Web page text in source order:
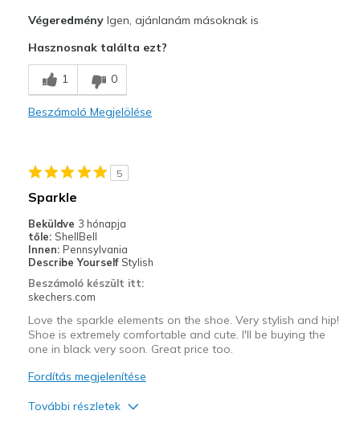
Kontra
Poor Cushioning
Feels too wide
Sizing
View On Shoes
VégeredményIgen, ajánlanám másoknak is
Hasznosnak találta ezt?
1 0
Beszámoló Megjelölése
5
Sparkle
Beküldve 3 hónapja
tőle: ShellBell
Innen: Pennsylvania
Describe Yourself Stylish
Beszámoló készült itt:
skechers.com
Love the sparkle elements on the shoe. Very stylish and hip!
Shoe is extremely comfortable and cute. I'll be buying the
one in black very soon. Great price too.
Fordítás megjelenítése
További részletek